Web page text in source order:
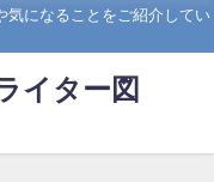
気になることをご紹介してい
イター図